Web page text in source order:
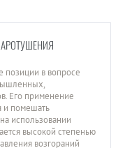
позиции в вопросе
Его применение
и помешать
использовании
высокой степенью
возгораний